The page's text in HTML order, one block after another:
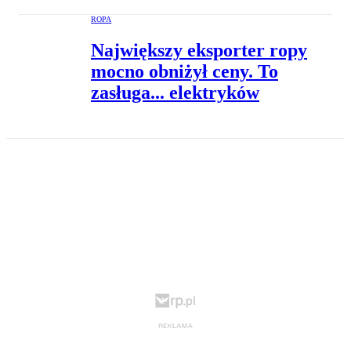
ROPA
Największy eksporter ropy
mocno obniżył ceny. To
zasługa... elektryków